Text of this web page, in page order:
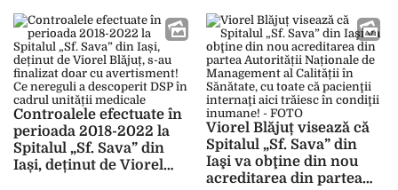
Damaschin: „Copilul meu
a căutat să intre în
dedesubturile spitalului,
iar din cauza asta a dat-o
afară, tot cu mine”
Controalele efectuate în
perioada 2018-2022 la
Spitalul „Sf. Sava” din
Iași, deținut de Viorel
Viorel Blăjuț visează că
Spitalul „Sf. Sava” din
Iaşi va obţine din nou
acreditarea din partea